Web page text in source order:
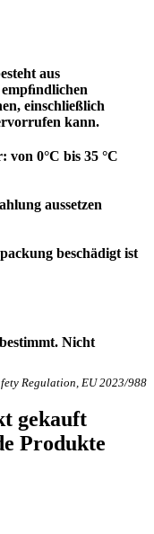
aus
einschließlich
kann.
von 0°C bis 35 °C
aussetzen
beschädigt ist
Nicht
Regulation, EU 2023/988
gekauft
Produkte